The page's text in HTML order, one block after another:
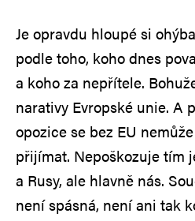
Je opravdu hloupé si
podle toho, koho dnes
a koho za nepřítele.
narativy Evropské unie. A
opozice se bez EU
přijímat. Nepoškozuje tím
a Rusy, ale hlavně nás.
není spásná, není ani tak